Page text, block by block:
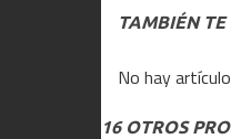
TAMBIÉN TE
No hay
16 OTROS